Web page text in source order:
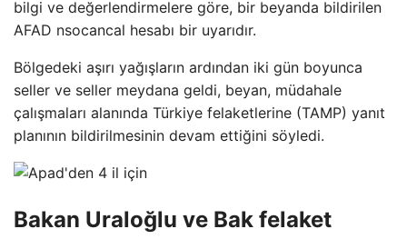
bilgi ve değerlendirmelere göre, bir beyanda bildirilen
AFAD nsocancal hesabı bir uyarıdır.
Bölgedeki aşırı yağışların ardından iki gün boyunca
seller ve seller meydana geldi, beyan, müdahale
çalışmaları alanında Türkiye felaketlerine (TAMP) yanıt
planının bildirilmesinin devam ettiğini söyledi.
Bakan Uraloğlu ve Bak felaket